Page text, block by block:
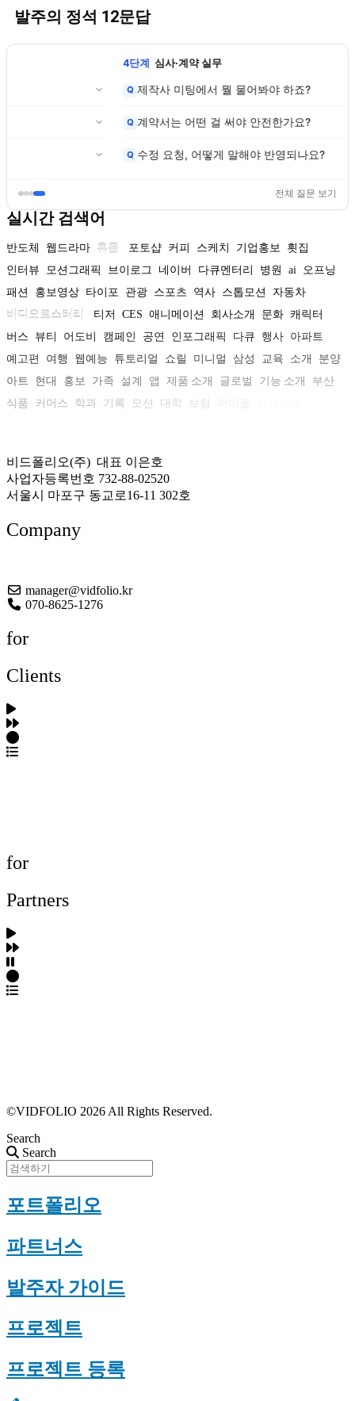
발주의 정석 12문답
영상 발주 업무가 처음인 분
영상, 꼭 만들어야 하나요?
왜 우리 프로젝트는 산으로 가죠?
외주 관리, 왜 아무도 안 가르쳐주죠?
전체 질문 보기
실시간 검색어
반도체 웹드라마 휴롬 포토샵 커피 스케치 기업홍보
횟집
인터뷰
모션그래픽 브이로그 네이버 다큐멘터리 병원 ai
오프닝
패션
홍보영상 타이포 관광 스포츠 역사 스톱모션
자동차
비디오로스터리
티저 CES 애니메이션 회사소개 문화 캐릭터
버스
뷰티 어도비 캠페인 공연 인포그래픽 다큐 행사 아파트
예고편
여행 웹예능 튜토리얼 쇼릴 미니멀 삼성 교육 소개
분양
아트
현대 홍보 가족 설계 앱 제품 소개 글로벌 기능 소개
부산
식품
커머스 학과 기록 모션 대학 보험
비드폴리오(주) 대표 이은호
사업자등록번호 732-88-02520
서울시 마포구 동교로16-11 302호
Company
manager@vidfolio.kr
070-8625-1276
for
Clients
for
Partners
©VIDFOLIO 2026 All Rights Reserved.
Search
Search
포트폴리오
파트너스
발주자 가이드
프로젝트
프로젝트 등록